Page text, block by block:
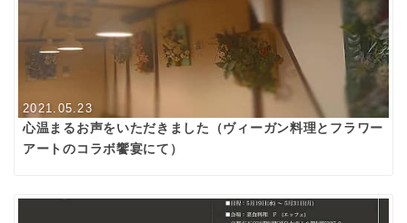
2021.05.23
心温まるお声をいただきました（ヴィーガン料理とフラワー
アートのコラボ饗宴にて）